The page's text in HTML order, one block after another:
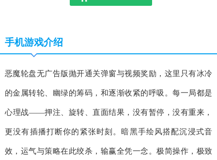
手机游戏介绍
恶魔轮盘无广告版抛开通关弹窗与视频奖励，这里只有冰冷
的金属转轮、幽绿的筹码，和逐渐收紧的呼吸。每一局都是
心理战——押注、旋转、直面结果，没有暂停，没有重来，
更没有插播打断你的紧张时刻。暗黑手绘风搭配沉浸式音
效，运气与策略在此绞杀，输赢全凭一念。极简操作，极致